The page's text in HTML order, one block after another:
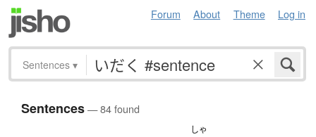
Forum About Theme Log in
Sentences ▾
Sentences— 84 found
しゃ